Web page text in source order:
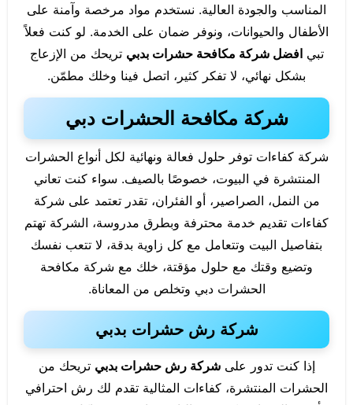
المناسب والجودة العالية. نستخدم مواد مرخصة وآمنة على
الأطفال والحيوانات، ونوفر ضمان على الخدمة. لو كنت فعلاً
تبيافضل شركة مكافحة حشرات بدبي تريحك من الإزعاج
بشكل نهائي، لا تفكر كثير، اتصل فينا وخلك مطمّن.
شركة مكافحة الحشرات دبي
شركة كفاءات توفر حلول فعالة ونهائية لكل أنواع الحشرات
المنتشرة في البيوت، خصوصًا بالصيف. سواء كنت تعاني
من النمل، الصراصير، أو الفئران، تقدر تعتمد على شركة
كفاءات تقديم خدمة محترفة وبطرق مدروسة، الشركة تهتم
بتفاصيل البيت وتتعامل مع كل زاوية بدقة، لا تتعب نفسك
وتضيع وقتك مع حلول مؤقتة، خلك مع شركة مكافحة
الحشرات دبي وتخلص من المعاناة.
شركة رش حشرات بدبي
إذا كنت تدور علىشركة رش حشرات بدبي تريحك من
الحشرات المنتشرة، كفاءات المثالية تقدم لك رش احترافي